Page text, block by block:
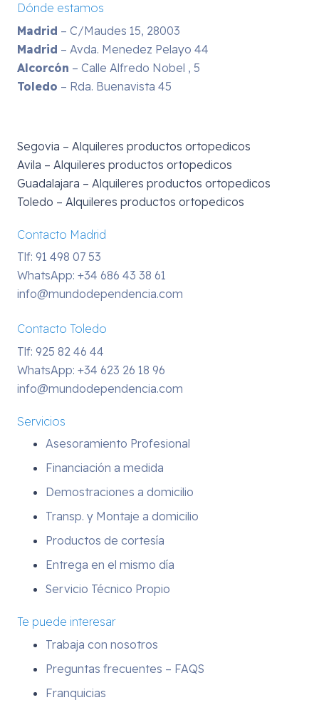
Dónde estamos
Madrid – C/Maudes 15, 28003
Madrid – Avda. Menedez Pelayo 44
Alcorcón – Calle Alfredo Nobel , 5
Toledo – Rda. Buenavista 45
Segovia – Alquileres productos ortopedicos
Avila – Alquileres productos ortopedicos
Guadalajara – Alquileres productos ortopedicos
Toledo – Alquileres productos ortopedicos
Contacto Madrid
Tlf: 91 498 07 53
WhatsApp: +34 686 43 38 61
info@mundodependencia.com
Contacto Toledo
Tlf: 925 82 46 44
WhatsApp: +34 623 26 18 96
info@mundodependencia.com
Servicios
Asesoramiento Profesional
Financiación a medida
Demostraciones a domicilio
Transp. y Montaje a domicilio
Productos de cortesía
Entrega en el mismo día
Servicio Técnico Propio
Te puede interesar
Trabaja con nosotros
Preguntas frecuentes – FAQS
Franquicias